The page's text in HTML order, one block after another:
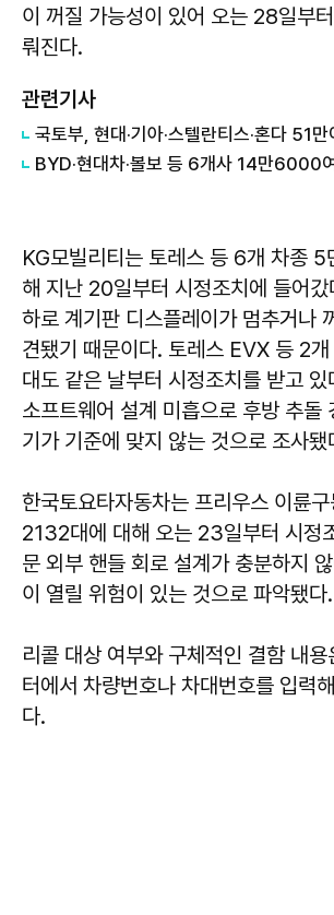
이 꺼질 가능성이 있어 오는 28일부
뤄진다.
관련기사
국토부, 현대·기아·스텔란티스·혼다 51
KG모빌리티는 토레스 등 6개 차종
해 지난 20일부터 시정조치에 들어
하로 계기판 디스플레이가 멈추거나
견됐기 때문이다. 토레스 EVX 등 2
대도 같은 날부터 시정조치를 받고
소프트웨어 설계 미흡으로 후방 추돌
기가 기준에 맞지 않는 것으로 조사됐
한국토요타자동차는 프리우스 이륜
2132대에 대해 오는 23일부터 시정
문 외부 핸들 회로 설계가 충분하지
이 열릴 위험이 있는 것으로 파악됐다.
리콜 대상 여부와 구체적인 결함 내
터에서 차량번호나 차대번호를 입력
다.